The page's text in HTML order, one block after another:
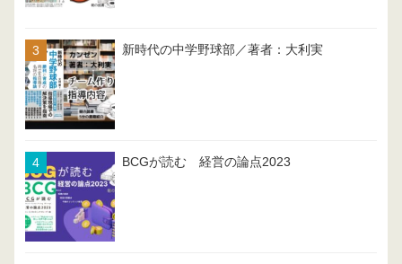
新時代の中学野球部／著者：大利実
BCGが読む 経営の論点2023